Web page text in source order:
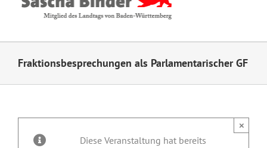
Fraktionsbesprechungen als Parlamentarischer GF
Diese Veranstaltung hat bereits
×